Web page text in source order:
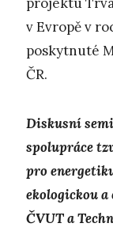
v Evropě v
poskytnuté
ČR.
Diskusní
spolupráce
pro
ekologickou
ČVUT a